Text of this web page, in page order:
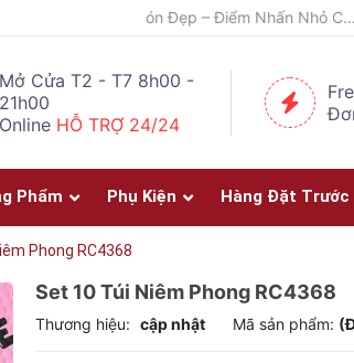
Mở Cửa T2 - T7 8h00 -
21h00
Online HỖ TRỢ 24/24
Phẩm Phụ Kiện Hàng Đặt Trước
Phong RC4368
Set 10 Túi Niêm Phong RC4368
Thương hiệu: cập nhật Mã sản phẩm: